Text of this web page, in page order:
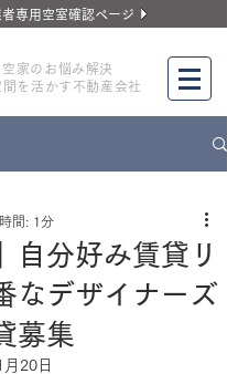
専用空室確認ページ
空家のお悩み解決
間を活かす不動産会社
自分好み賃貸リ
なデザイナーズ
募集
間: 1分
20日